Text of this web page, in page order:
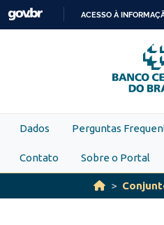
Skip to main content
O
ACESSO À
Dados Perguntas
Contato Sobre o Portal